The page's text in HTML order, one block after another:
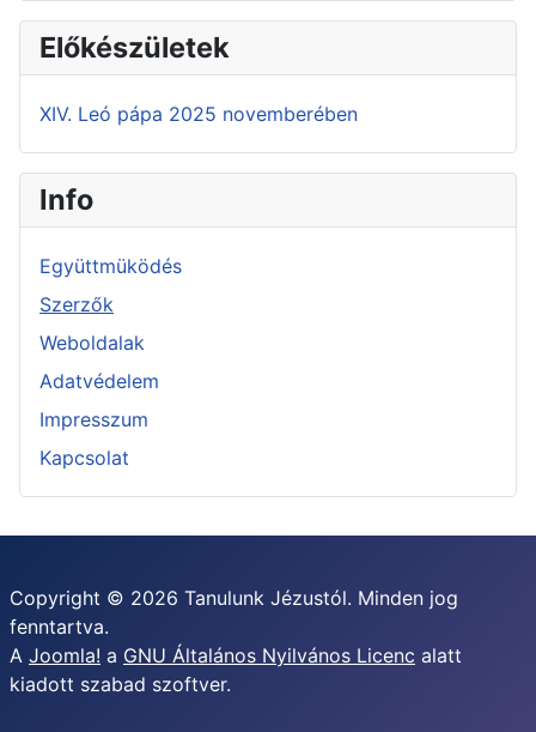
Előkészületek
XIV. Leó pápa 2025 novemberében
Info
Együttmüködés
Szerzők
Weboldalak
Adatvédelem
Impresszum
Kapcsolat
Copyright © 2026 Tanulunk Jézustól. Minden jog
fenntartva.
A Joomla! a GNU Általános Nyilvános Licenc alatt
kiadott szabad szoftver.